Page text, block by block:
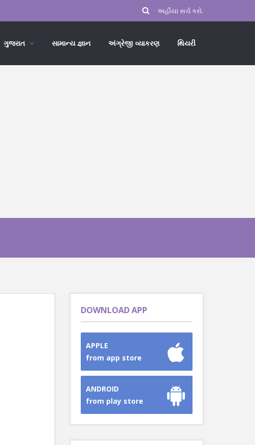
ગુજરાત સામાન્ય જ્ઞાન અંગ્રેજી વ્યાકરણ થિયરી
DOWNLOAD APP
APPLE
from app store
ANDROID
from play store